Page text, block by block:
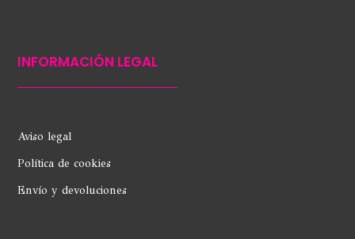
INFORMACIÓN LEGAL
Aviso legal
Política de cookies
Envío y devoluciones